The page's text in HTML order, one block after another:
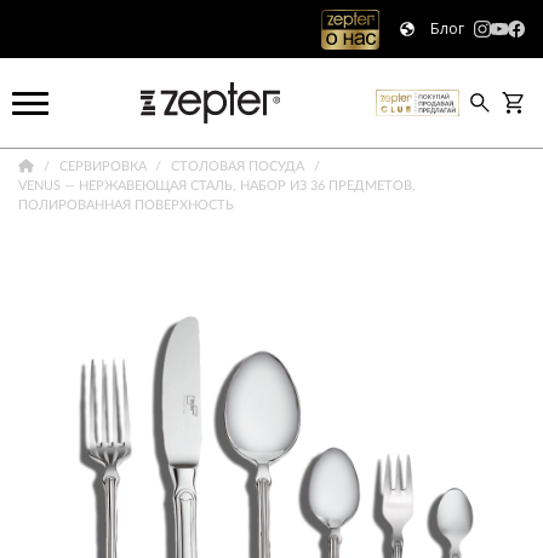
Блог
СЕРВИРОВКА
СТОЛОВАЯ ПОСУДА
VENUS — НЕРЖАВЕЮЩАЯ СТАЛЬ, НАБОР ИЗ 36 ПРЕДМЕТОВ,
ПОЛИРОВАННАЯ ПОВЕРХНОСТЬ